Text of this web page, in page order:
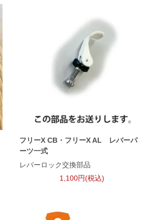
フリーX CB・フリーX AL レバーパ
ーツ一式
レバーロック交換部品
1,100円(税込)